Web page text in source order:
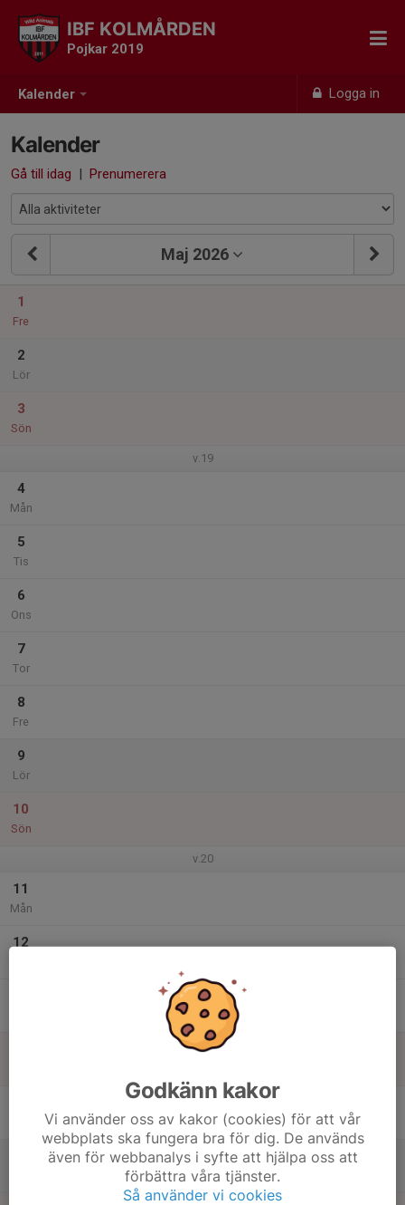
Kalender Logga in
IBF KOLMÅRDEN
Pojkar 2019
Kalender
Gå till idag | Prenumerera
Maj 2026
1
Fre
2
Lör
3
Sön
v.19
4
Mån
5
Tis
6
Ons
7
Tor
8
Fre
9
Lör
10
Sön
v.20
11
Mån
12
Godkänn kakor
Vi använder oss av kakor (cookies) för att vår
webbplats ska fungera bra för dig. De används
även för webbanalys i syfte att hjälpa oss att
förbättra våra tjänster.
Så använder vi cookies